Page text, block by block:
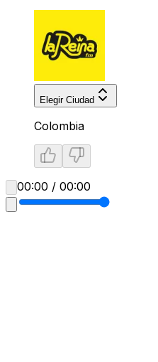
Elegir Ciudad
Colombia
00:00 / 00:00